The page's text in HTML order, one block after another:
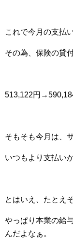
これで今月の支払
その為、保険の貸
513,122円
そもそも今月は、
いつもより支払い
とはいえ、たとえ
やっぱり本業の給
んだよなぁ。